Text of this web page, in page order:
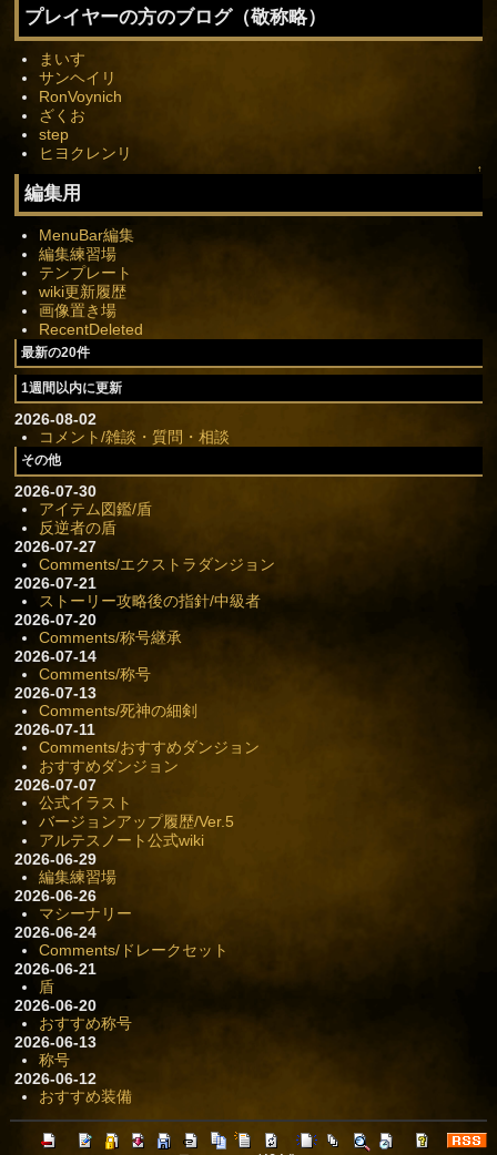
プレイヤーの方のブログ（敬称略）
まいす
サンヘイリ
RonVoynich
ざくお
step
ヒヨクレンリ
↑
編集用
MenuBar編集
編集練習場
テンプレート
wiki更新履歴
画像置き場
RecentDeleted
最新の20件
1週間以内に更新
2026-08-02
コメント/雑談・質問・相談
その他
2026-07-30
アイテム図鑑/盾
反逆者の盾
2026-07-27
Comments/エクストラダンジョン
2026-07-21
ストーリー攻略後の指針/中級者
2026-07-20
Comments/称号継承
2026-07-14
Comments/称号
2026-07-13
Comments/死神の細剣
2026-07-11
Comments/おすすめダンジョン
おすすめダンジョン
2026-07-07
公式イラスト
バージョンアップ履歴/Ver.5
アルテスノート公式wiki
2026-06-29
編集練習場
2026-06-26
マシーナリー
2026-06-24
Comments/ドレークセット
2026-06-21
盾
2026-06-20
おすすめ称号
2026-06-13
称号
2026-06-12
おすすめ装備